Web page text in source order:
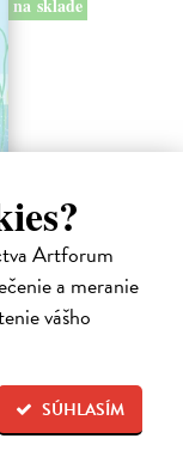
Artforum
a meranie
vášho
SÚHLASÍM
na sklade
vlastné jogurty,
deťmi tridsať